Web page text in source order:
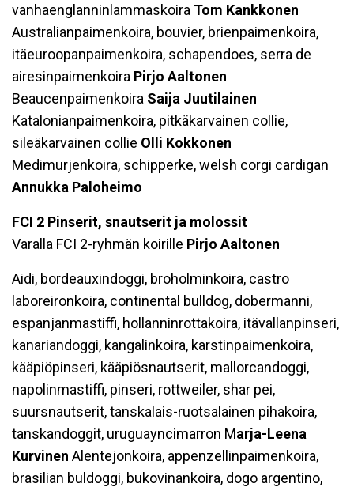
vanhaenglanninlammaskoira Tom Kankkonen
Australianpaimenkoira, bouvier, brienpaimenkoira,
itäeuroopanpaimenkoira, schapendoes, serra de
airesinpaimenkoira Pirjo Aaltonen
Beaucenpaimenkoira Saija Juutilainen
Katalonianpaimenkoira, pitkäkarvainen collie,
sileäkarvainen collie Olli Kokkonen
Medimurjenkoira, schipperke, welsh corgi cardigan
Annukka Paloheimo
FCI 2 Pinserit, snautserit ja molossit
Varalla FCI 2-ryhmän koirille Pirjo Aaltonen
Aidi, bordeauxindoggi, broholminkoira, castro
laboreironkoira, continental bulldog, dobermanni,
espanjanmastiffi, hollanninrottakoira, itävallanpinseri,
kanariandoggi, kangalinkoira, karstinpaimenkoira,
kääpiöpinseri, kääpiösnautserit, mallorcandoggi,
napolinmastiffi, pinseri, rottweiler, shar pei,
suursnautserit, tanskalais-ruotsalainen pihakoira,
tanskandoggit, uruguayncimarron Marja-Leena
Kurvinen Alentejonkoira, appenzellinpaimenkoira,
brasilian buldoggi, bukovinankoira, dogo argentino,